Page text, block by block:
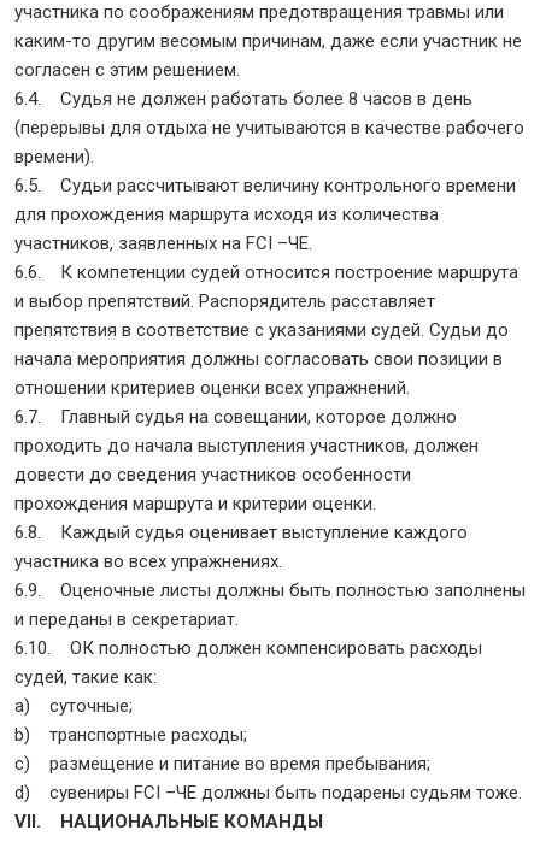
участника по соображениям предотвращения травмы или
каким-то другим весомым причинам, даже если участник не
согласен с этим решением.
6.4. Судья не должен работать более 8 часов в день
(перерывы для отдыха не учитываются в качестве рабочего
времени).
6.5. Судьи рассчитывают величину контрольного времени
для прохождения маршрута исходя из количества
участников, заявленных на FCI –ЧЕ.
6.6. К компетенции судей относится построение маршрута
и выбор препятствий. Распорядитель расставляет
препятствия в соответствие с указаниями судей. Судьи до
начала мероприятия должны согласовать свои позиции в
отношении критериев оценки всех упражнений.
6.7. Главный судья на совещании, которое должно
проходить до начала выступления участников, должен
довести до сведения участников особенности
прохождения маршрута и критерии оценки.
6.8. Каждый судья оценивает выступление каждого
участника во всех упражнениях.
6.9. Оценочные листы должны быть полностью заполнены
и переданы в секретариат.
6.10. ОК полностью должен компенсировать расходы
судей, такие как:
a) суточные;
b) транспортные расходы;
c) размещение и питание во время пребывания;
d) сувениры FCI –ЧЕ должны быть подарены судьям тоже.
VII. НАЦИОНАЛЬНЫЕ КОМАНДЫ